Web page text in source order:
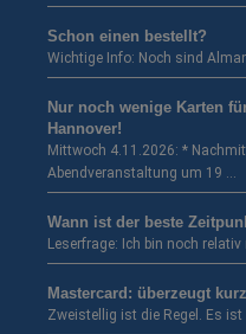
Schon einen bestellt?
Wichtige Info: Noch sind
Nur noch wenige Karten
Hannover!
Mittwoch 4.11.2026: *
Abendveranstaltung um 19 …
Wann ist der beste
Leserfrage: Ich bin noch
Mastercard: überzeugt
Zweistellig ist die Regel. Es